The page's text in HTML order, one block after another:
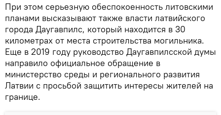
При этом серьезную обеспокоенность литовскими
планами высказывают также власти латвийского
города Даугавпилс, который находится в 30
километрах от места строительства могильника.
Еще в 2019 году руководство Даугавпилсской думы
направило официальное обращение в
министерство среды и регионального развития
Латвии с просьбой защитить интересы жителей на
границе.